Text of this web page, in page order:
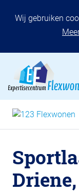
Wij gebruiken